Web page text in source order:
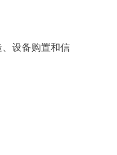
设备购置和信